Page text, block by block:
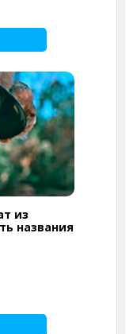
из
названия